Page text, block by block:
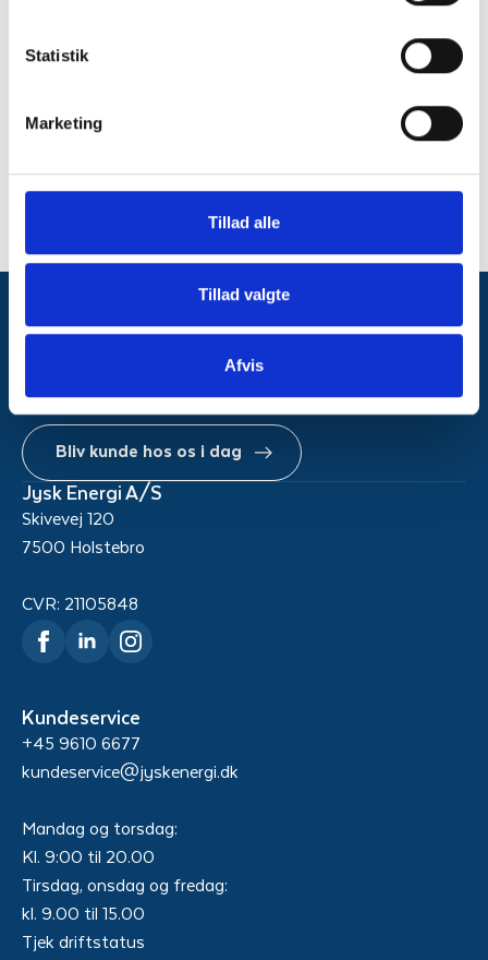
Statistik
Marketing
Tillad alle
Tillad valgte
Afvis
El til hele Danmark
Bliv kunde hos os i dag
Jysk Energi A/S
Skivevej 120
7500 Holstebro
CVR: 21105848
Kundeservice
+45 9610 6677
kundeservice@jyskenergi.dk
Mandag og torsdag:
Kl. 9:00 til 20.00
Tirsdag, onsdag og fredag:
kl. 9.00 til 15.00
Tjek driftstatus